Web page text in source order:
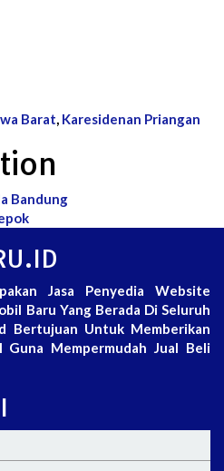
Barat, Karesidenan Priangan
Bandung
Jasa Penyedia Website
Baru Yang Berada Di Seluruh
Bertujuan Untuk Memberikan
Mempermudah Jual Beli